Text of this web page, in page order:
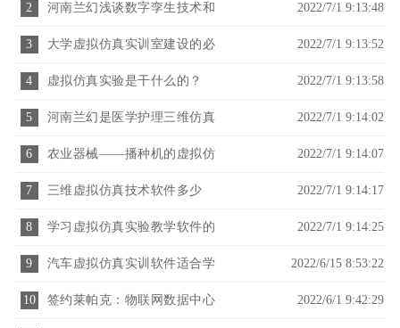
播种机、拖拉机
2 河南兰幻浅谈数字孪生技术和
仿真有什么关联
2022/7/1 9:13:48
3 大学虚拟仿真实训室建设的必
要性
2022/7/1 9:13:52
4 虚拟仿真实验是干什么的？ 2022/7/1 9:13:58
5 河南兰幻是医学护理三维仿真
软件的厂家之一
2022/7/1 9:14:02
6 农业器械——播种机的虚拟仿
真应用
2022/7/1 9:14:07
7 三维虚拟仿真技术软件多少
钱？
2022/7/1 9:14:17
8 学习虚拟仿真实验教学软件的
目的之污水处理工艺仿真软件
2022/7/1 9:14:25
9 汽车虚拟仿真实训软件适合学
生们使用
2022/6/15 8:53:22
10 签约莱帕克：物联网数据中心 2022/6/1 9:42:29